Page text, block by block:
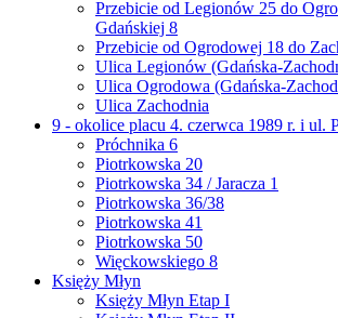
Przebicie od Legionów 25 do
Gdańskiej 8
Przebicie od Ogrodowej 18 do
Ulica Legionów (Gdańska-
Ulica Ogrodowa (Gdańska-
Ulica Zachodnia
9 - okolice placu 4. czerwca 1989 r. i ul.
Próchnika 6
Piotrkowska 20
Piotrkowska 34 / Jaracza 1
Piotrkowska 36/38
Piotrkowska 41
Piotrkowska 50
Więckowskiego 8
Księży Młyn
Księży Młyn Etap I